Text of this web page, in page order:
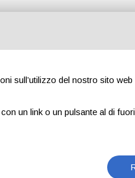
sull’utilizzo del nostro sito
un link o un pulsante al di